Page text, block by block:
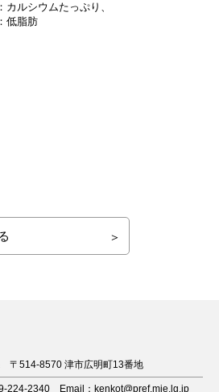
カルシウムたっぷり、
低脂肪
〒514-8570 津市広明町13番地
224-2340 Email：kenkot@pref.mie.lg.jp